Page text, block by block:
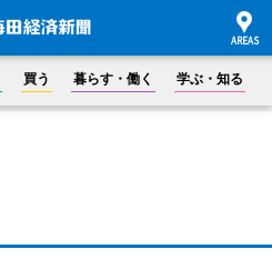
買う 暮らす・働く 学ぶ・知る